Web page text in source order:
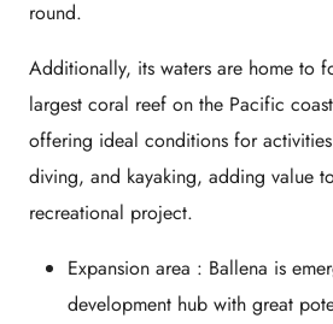
round.
Additionally, its waters are home to
largest coral reef on the Pacific
offering ideal conditions for
diving, and kayaking, adding value
recreational project.
Expansion area : Ballena is
development hub with great